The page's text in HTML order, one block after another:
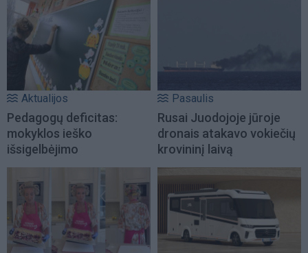
Aktualijos
Pedagogų deficitas:
mokyklos ieško
išsigelbėjimo
Pasaulis
Rusai Juodojoje jūroje
dronais atakavo vokiečių
krovininį laivą